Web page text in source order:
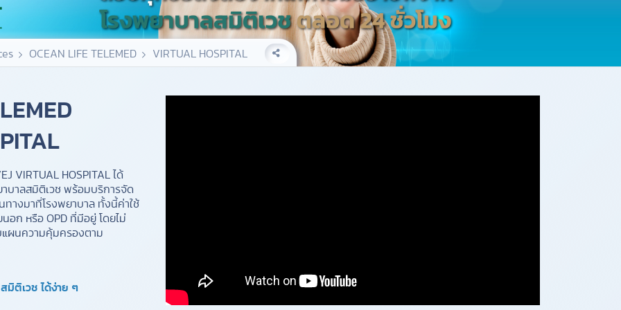
OCEAN LIFE TELEMED VIRTUAL HOSPITAL
VIRTUAL HOSPITAL ได้
บาลสมิติเวช พร้อมบริการจัด
างมาที่โรงพยาบาล ทั้งนี้ค่าใช้
อก หรือ OPD ที่มีอยู่ โดยไม่
แผนความคุ้มครองตาม
มิติเวช ได้ง่าย ๆ